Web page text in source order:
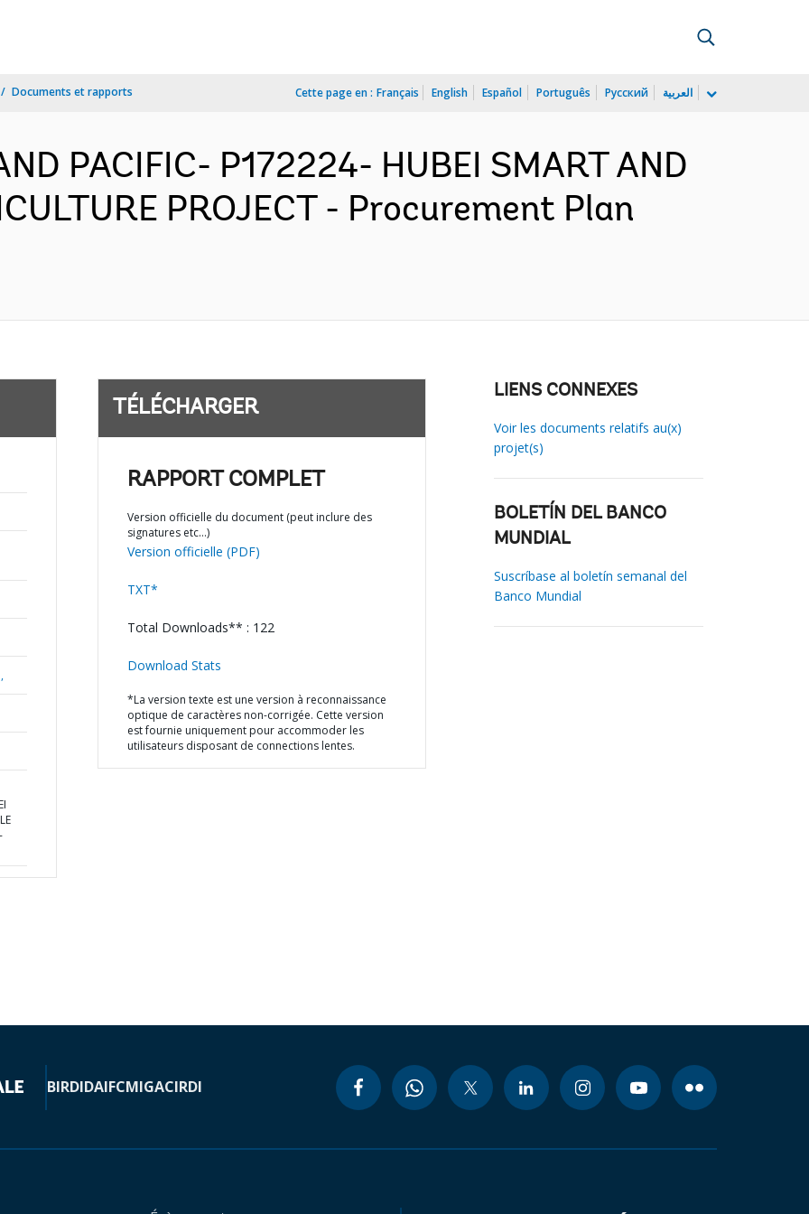
Documents et rapports Cette page en : Français English Español Português Русский العربية
PACIFIC- P172224- HUBEI SMART AND
PROJECT - Procurement Plan
TÉLÉCHARGER
RAPPORT COMPLET
Version officielle du document (peut inclure des
signatures etc…)
Version officielle (PDF)
TXT*
Total Downloads** : 122
Download Stats
*La version texte est une version à reconnaissance
optique de caractères non-corrigée. Cette version
est fournie uniquement pour accommoder les
utilisateurs disposant de connections lentes.
LIENS CONNEXES
Voir les documents relatifs au(x)
projet(s)
BOLETÍN DEL BANCO
MUNDIAL
Suscríbase al boletín semanal del
Banco Mundial
BIRDIDAIFCMIGACIRDI